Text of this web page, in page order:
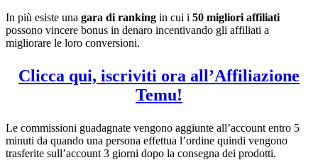
In più esiste una gara di ranking in cui i 50 migliori affiliati
possono vincere bonus in denaro incentivando gli affiliati a
migliorare le loro conversioni.
Clicca qui, iscriviti ora all’Affiliazione
Temu!
Le commissioni guadagnate vengono aggiunte all’account entro 5
minuti da quando una persona effettua l’ordine quindi vengono
trasferite sull’account 3 giorni dopo la consegna dei prodotti.